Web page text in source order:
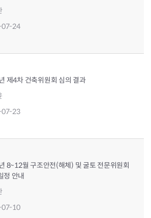
24
제4차 건축위원회 심의 결과
23
8~12월 구조안전(해체) 및 굴토 전문위원회
정 안내
10